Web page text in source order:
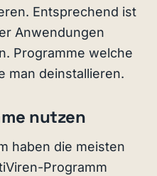
Entsprechend ist
Anwendungen
Programme welche
man deinstallieren.
nutzen
haben die meisten
Programm